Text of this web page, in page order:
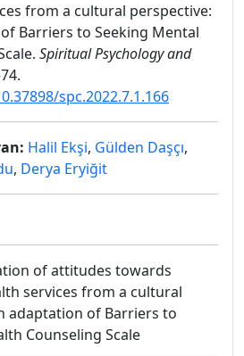
from a cultural perspective:
Barriers to Seeking Mental
Spiritual Psychology and
spc.2022.7.1.166
Halil Ekşi, Gülden Daşçı,
, Derya Eryiğit
of attitudes towards
services from a cultural
adaptation of Barriers to
Counseling Scale